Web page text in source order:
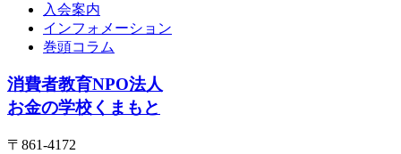
入会案内
インフォメーション
巻頭コラム
消費者教育NPO法人
お金の学校くまもと
〒861-4172